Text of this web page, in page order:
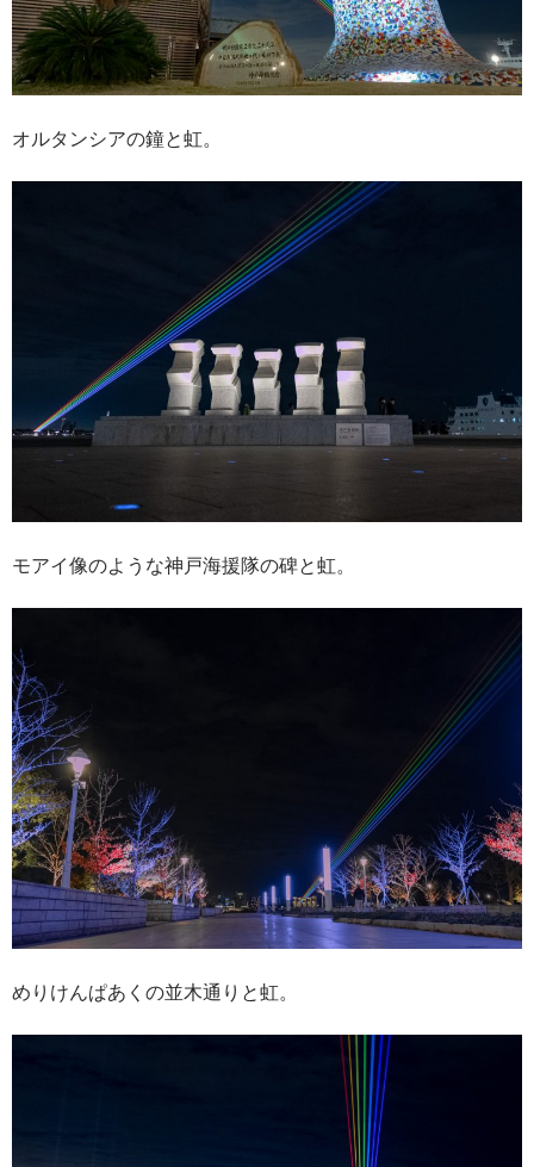
オルタンシアの鐘と虹。
モアイ像のような神戸海援隊の碑と虹。
めりけんぱあくの並木通りと虹。